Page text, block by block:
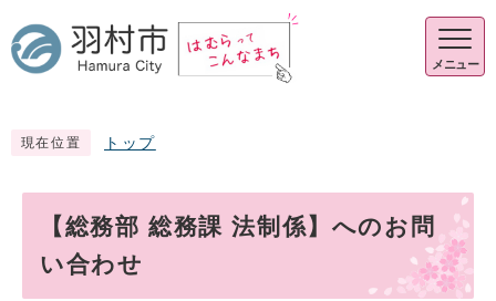
メニュー
現在位置 トップ
【総務部 総務課 法制係】へのお問
い合わせ